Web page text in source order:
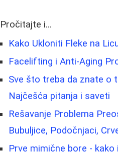
Pročitajte i...
Kako Ukloniti Fleke na
Facelifting i Anti-Aging
Sve što treba da znate o
Najčešća pitanja i saveti
Rešavanje Problema
Bubuljice, Podočnjaci,
Prve mimične bore -